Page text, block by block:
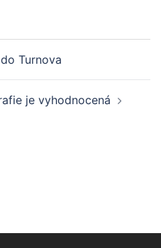
Turnova
je vyhodnocená